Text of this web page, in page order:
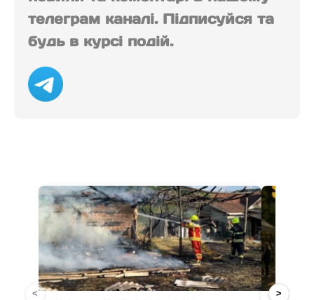
телеграм каналі. Підписуйся та
будь в курсі подій.
< >